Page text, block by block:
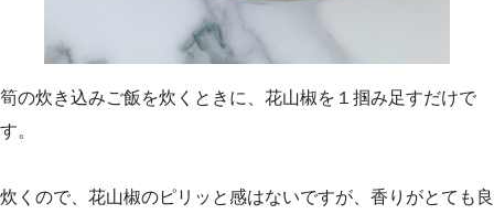
筍の炊き込みご飯を炊くときに、花山椒を１掴み足すだけで
す。
炊くので、花山椒のピリッと感はないですが、香りがとても良